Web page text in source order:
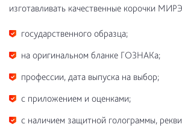
изготавливать качественные корочки
государственного образца;
на оригинальном бланке ГОЗНАКа;
профессии, дата выпуска на выбор;
с приложением и оценками;
с наличием защитной голограммы,